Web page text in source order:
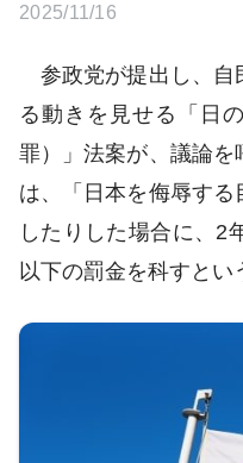
2025/11/16
参政党が提出し、自
る動きを見せる「日
罪）」法案が、議論を
は、「日本を侮辱す
したりした場合に、2
以下の罰金を科すとい